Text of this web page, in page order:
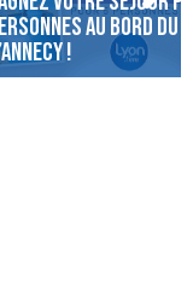
au bord du
!